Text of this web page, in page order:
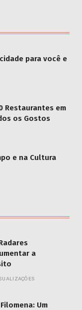
para você e
Restaurantes em
os Gostos
e na Cultura
a
Um